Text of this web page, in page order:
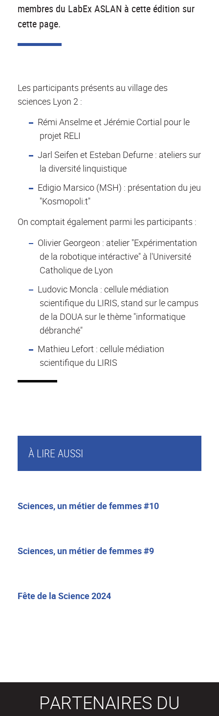
membres du LabEx ASLAN à cette édition sur
cette page.
Les participants présents au village des
sciences Lyon 2 :
Rémi Anselme et Jérémie Cortial pour le
projet RELI
Jarl Seifen et Esteban Defurne : ateliers sur
la diversité linquistique
Edigio Marsico (MSH) : présentation du jeu
"Kosmopoli:t"
On comptait également parmi les participants :
Olivier Georgeon : atelier "Expérimentation
de la robotique intéractive" à l'Université
Catholique de Lyon
Ludovic Moncla : cellule médiation
scientifique du LIRIS, stand sur le campus
de la DOUA sur le thème "informatique
débranché"
Mathieu Lefort : cellule médiation
scientifique du LIRIS
À LIRE AUSSI
Sciences, un métier de femmes #10
Sciences, un métier de femmes #9
Fête de la Science 2024
PARTENAIRES DU